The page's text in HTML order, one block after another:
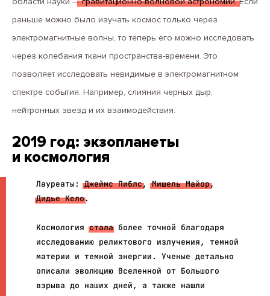
раньше можно было изучать космос только через
электромагнитные волны, то теперь его можно исследовать
через колебания ткани пространства-времени. Это
позволяет исследовать невидимые в электромагнитном
спектре события. Например, слияния черных дыр,
нейтронных звезд и их взаимодействия.
2019 год: экзопланеты
и космология
Лауреаты:Джеймс Пиблс,Мишель Майор,
Дидье Кело.
Космологиясталаболее точной благодаря
исследованию реликтового излучения, темной
материи и темной энергии. Ученые детально
описали эволюцию Вселенной от Большого
взрыва до наших дней, а также нашли